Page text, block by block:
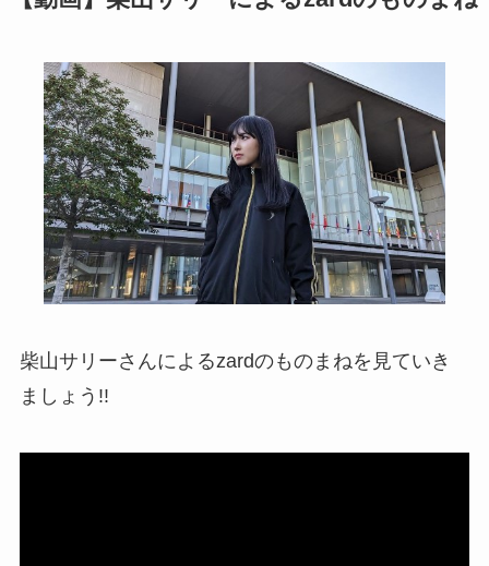
柴山サリーさんによるzardのものまねを見ていき
ましょう!!